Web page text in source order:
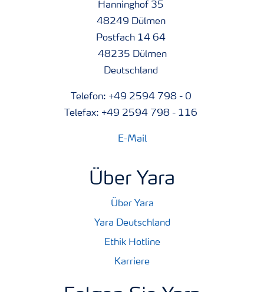
Hanninghof 35
48249 Dülmen
Postfach 14 64
48235 Dülmen
Deutschland
Telefon: +49 2594 798 - 0
Telefax: +49 2594 798 - 116
E-Mail
Über Yara
Über Yara
Yara Deutschland
Ethik Hotline
Karriere